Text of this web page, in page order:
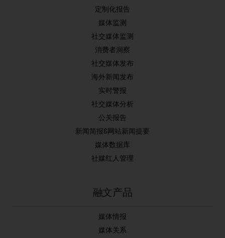
定制化报告
媒体监测
社交媒体监测
消费者洞察
社交媒体发布
海外新闻发布
实时警报
社交媒体分析
公关报告
新闻简报&网站新闻提要
媒体数据库
社媒红人管理
融文产品
媒体情报
媒体关系